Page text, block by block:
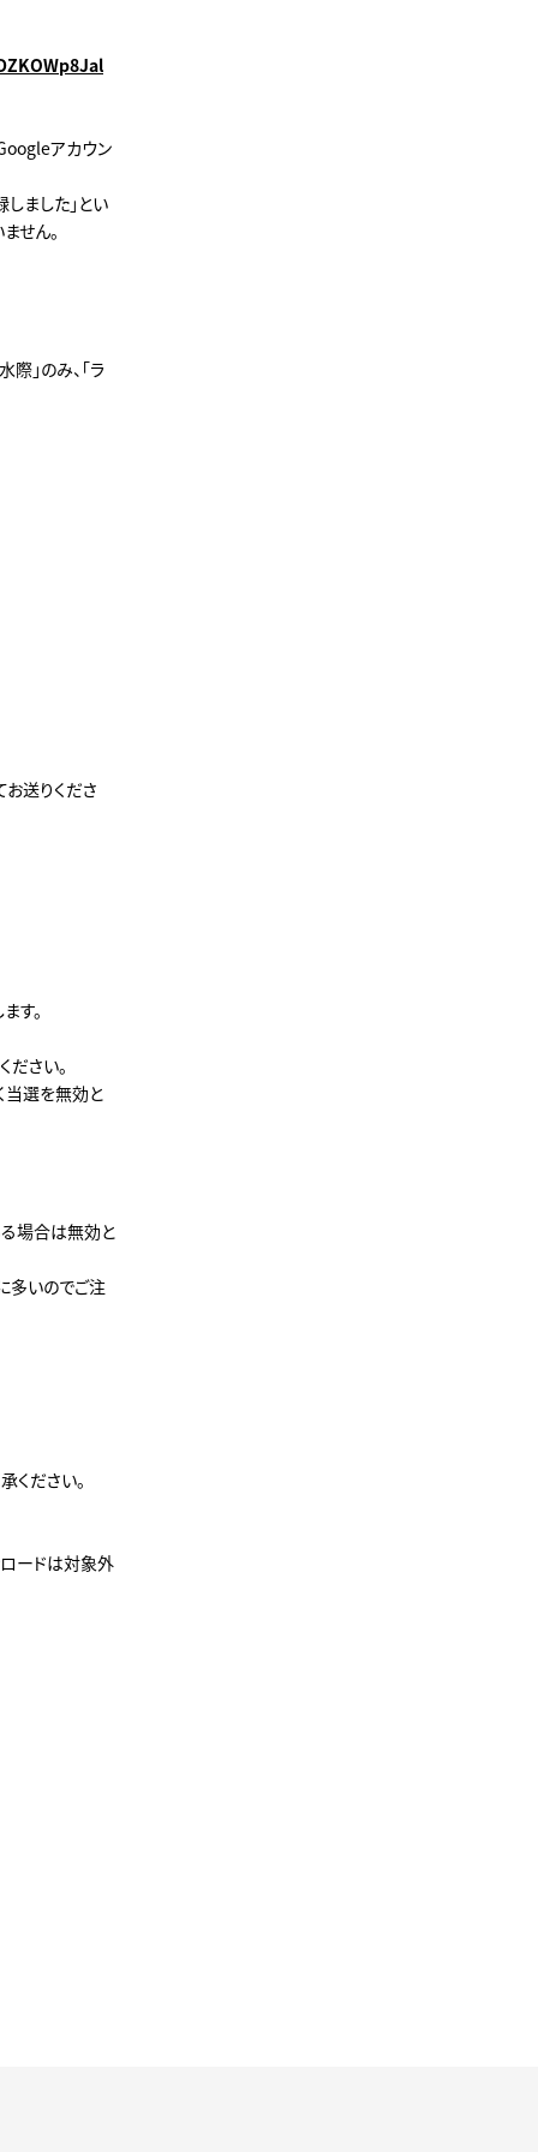
アカウン
ました」とい
せん。
」のみ、「ラ
送りくださ
す。
さい。
当選を無効と
場合は無効と
多いのでご注
ください。
ロードは対象外